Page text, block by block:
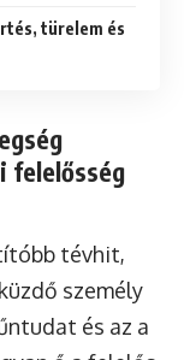
türelem és
felelősség
tévhit,
személy
és az a